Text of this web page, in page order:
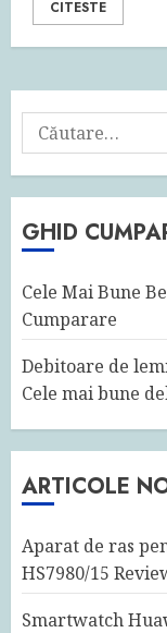
CITESTE
Caută
după:
GHID
Cele Mai Bune
Cumparare
Debitoare de
Cele mai bune
ARTICOLE
Aparat de ras
HS7980/15
Smartwatch